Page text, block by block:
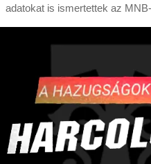
adatokat is ismertettek az